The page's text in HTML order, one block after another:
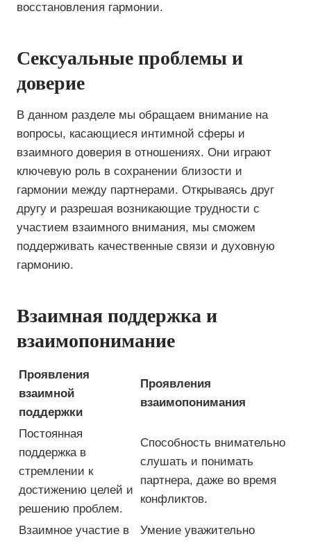
восстановления гармонии.
Сексуальные проблемы и
доверие
В данном разделе мы обращаем внимание на
вопросы, касающиеся интимной сферы и
взаимного доверия в отношениях. Они играют
ключевую роль в сохранении близости и
гармонии между партнерами. Открываясь друг
другу и разрешая возникающие трудности с
участием взаимного внимания, мы сможем
поддерживать качественные связи и духовную
гармонию.
Взаимная поддержка и
взаимопонимание
Проявления
взаимной
поддержки
Проявления
взаимопонимания
Постоянная
поддержка в
стремлении к
достижению целей и
решению проблем.
Способность внимательно
слушать и понимать
партнера, даже во время
конфликтов.
Взаимное участие в Умение уважительно